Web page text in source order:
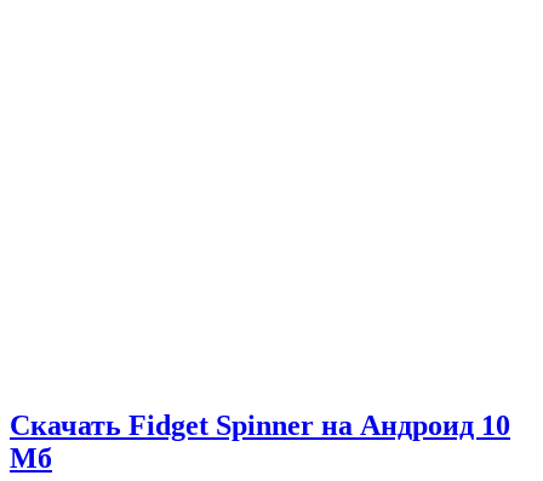
Скачать Fidget Spinner на Андроид 10
Мб